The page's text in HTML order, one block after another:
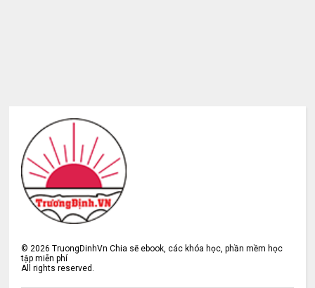
©2026 TruongDinhVn Chia sẽ ebook, các khóa học, phần mềm học
tập miễn phí
All rights reserved.